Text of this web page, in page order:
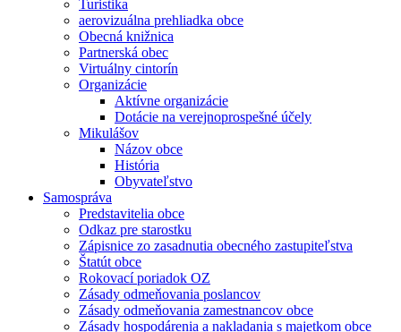
Turistika
aerovizuálna prehliadka obce
Obecná knižnica
Partnerská obec
Virtuálny cintorín
Organizácie
Aktívne organizácie
Dotácie na verejnoprospešné účely
Mikulášov
Názov obce
História
Obyvateľstvo
Samospráva
Predstavitelia obce
Odkaz pre starostku
Zápisnice zo zasadnutia obecného zastupiteľstva
Štatút obce
Rokovací poriadok OZ
Zásady odmeňovania poslancov
Zásady odmeňovania zamestnancov obce
Zásady hospodárenia a nakladania s majetkom obce